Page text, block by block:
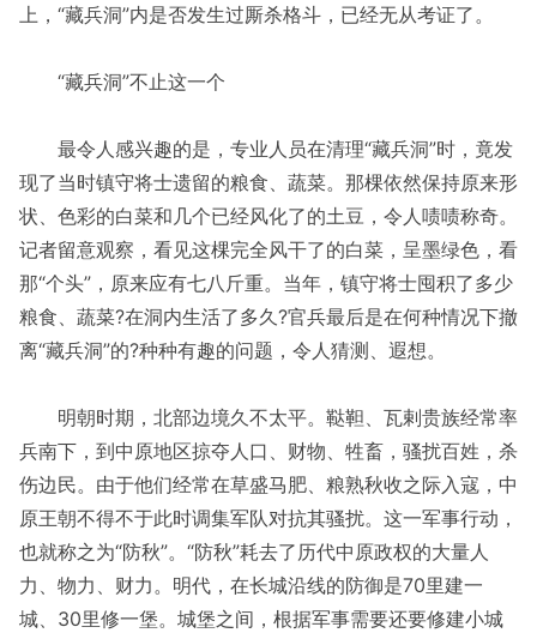
上，“藏兵洞”内是否发生过厮杀格斗，已经无从考证了。
“藏兵洞”不止这一个
最令人感兴趣的是，专业人员在清理“藏兵洞”时，竟发
现了当时镇守将士遗留的粮食、蔬菜。那棵依然保持原来形
状、色彩的白菜和几个已经风化了的土豆，令人啧啧称奇。
记者留意观察，看见这棵完全风干了的白菜，呈墨绿色，看
那“个头”，原来应有七八斤重。当年，镇守将士囤积了多少
粮食、蔬菜?在洞内生活了多久?官兵最后是在何种情况下撤
离“藏兵洞”的?种种有趣的问题，令人猜测、遐想。
明朝时期，北部边境久不太平。鞑靼、瓦剌贵族经常率
兵南下，到中原地区掠夺人口、财物、牲畜，骚扰百姓，杀
伤边民。由于他们经常在草盛马肥、粮熟秋收之际入寇，中
原王朝不得不于此时调集军队对抗其骚扰。这一军事行动，
也就称之为“防秋”。“防秋”耗去了历代中原政权的大量人
力、物力、财力。明代，在长城沿线的防御是70里建一
城、30里修一堡。城堡之间，根据军事需要还要修建小城